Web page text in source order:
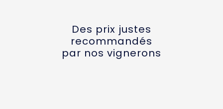
Des prix justes
recommandés
par nos vignerons